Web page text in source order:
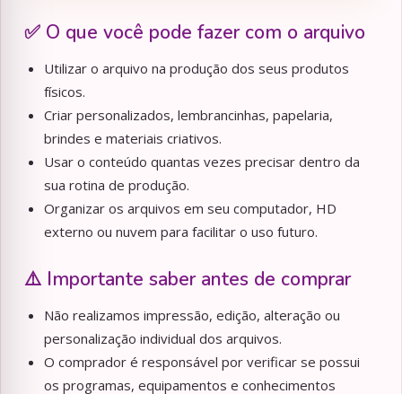
✅ O que você pode fazer com o arquivo
Utilizar o arquivo na produção dos seus produtos
físicos.
Criar personalizados, lembrancinhas, papelaria,
brindes e materiais criativos.
Usar o conteúdo quantas vezes precisar dentro da
sua rotina de produção.
Organizar os arquivos em seu computador, HD
externo ou nuvem para facilitar o uso futuro.
⚠️ Importante saber antes de comprar
Não realizamos impressão, edição, alteração ou
personalização individual dos arquivos.
O comprador é responsável por verificar se possui
os programas, equipamentos e conhecimentos